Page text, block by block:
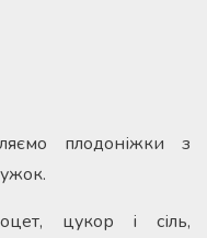
плодоніжки з
цукор і сіль,